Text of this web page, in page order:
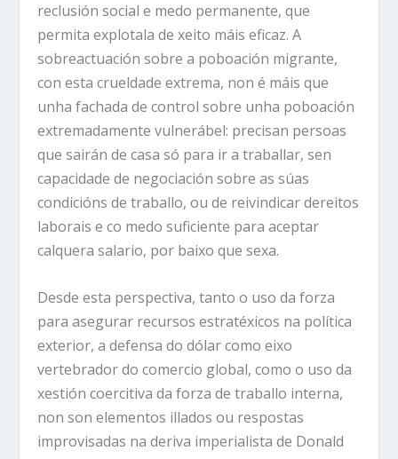
reclusión social e medo permanente, que
permita explotala de xeito máis eficaz. A
sobreactuación sobre a poboación migrante,
con esta crueldade extrema, non é máis que
unha fachada de control sobre unha poboación
extremadamente vulnerábel: precisan persoas
que sairán de casa só para ir a traballar, sen
capacidade de negociación sobre as súas
condicións de traballo, ou de reivindicar dereitos
laborais e co medo suficiente para aceptar
calquera salario, por baixo que sexa.
Desde esta perspectiva, tanto o uso da forza
para asegurar recursos estratéxicos na política
exterior, a defensa do dólar como eixo
vertebrador do comercio global, como o uso da
xestión coercitiva da forza de traballo interna,
non son elementos illados ou respostas
improvisadas na deriva imperialista de Donald